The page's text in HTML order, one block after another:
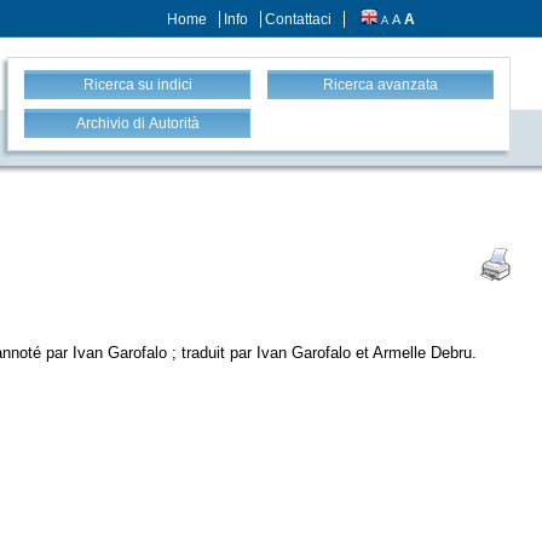
Home Info Contattaci A A A
Ricerca su indici Ricerca avanzata
Archivio di Autorità